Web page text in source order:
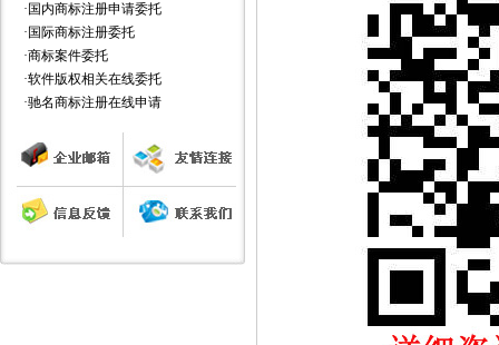
· 国内商标注册申请委托
· 国际商标注册委托
·商标案件委托
·软件版权相关在线委托
·驰名商标注册在线申请